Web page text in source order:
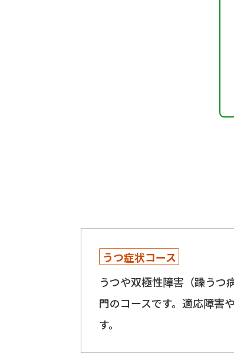
うつ症状コース
うつや双極性障害（躁うつ
門のコースです。適応障害
す。